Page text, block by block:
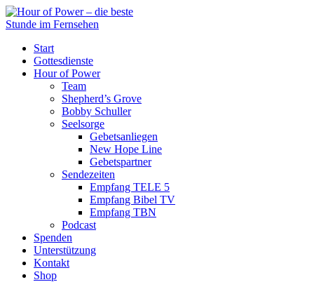
Start
Gottesdienste
Hour of Power
Team
Shepherd’s Grove
Bobby Schuller
Seelsorge
Gebetsanliegen
New Hope Line
Gebetspartner
Sendezeiten
Empfang TELE 5
Empfang Bibel TV
Empfang TBN
Podcast
Spenden
Unterstützung
Kontakt
Shop